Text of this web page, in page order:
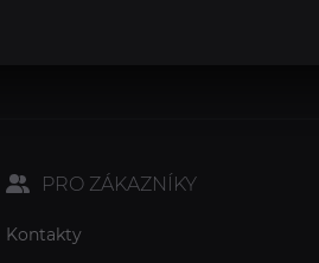
PRO ZÁKAZNÍKY
Kontakty